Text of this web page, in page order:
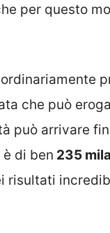
per questo
che può
può arrivare
di ben 235
risultati